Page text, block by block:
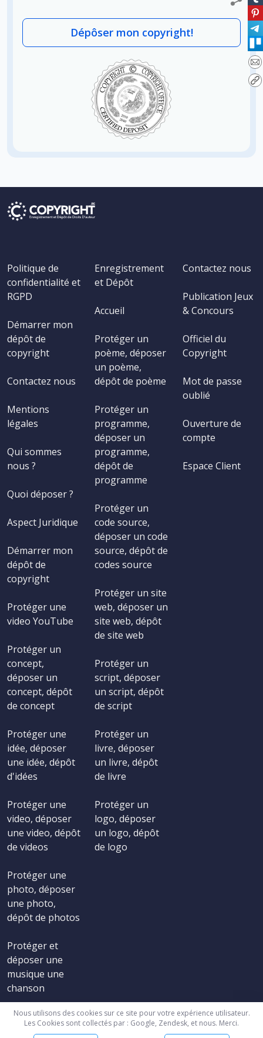
Dépôser mon copyright!
Politique de
confidentialité et
RGPD
Démarrer mon
dépôt de
copyright
Contactez nous
Mentions
légales
Qui sommes
nous ?
Quoi déposer ?
Aspect Juridique
Démarrer mon
dépôt de
copyright
Protéger une
video YouTube
Protéger un
concept,
déposer un
concept, dépôt
de concept
Protéger une
idée, déposer
une idée, dépôt
d'idées
Protéger une
video, déposer
une video, dépôt
de videos
Protéger une
photo, déposer
une photo,
dépôt de photos
Protéger et
déposer une
musique une
chanson
Enregistrement
et Dépôt
Accueil
Protéger un
poème, déposer
un poème,
dépôt de poème
Protéger un
programme,
déposer un
programme,
dépôt de
programme
Protéger un
code source,
déposer un code
source, dépôt de
codes source
Protéger un site
web, déposer un
site web, dépôt
de site web
Protéger un
script, déposer
un script, dépôt
de script
Protéger un
livre, déposer
un livre, dépôt
de livre
Protéger un
logo, déposer
un logo, dépôt
de logo
Contactez nous
Publication Jeux
& Concours
Officiel du
Copyright
Mot de passe
oublié
Ouverture de
compte
Espace Client
Nous utilisons des cookies sur ce site pour votre expérience utilisateur.
Les Cookies sont collectés par : Google, Zendesk, et nous. Merci.